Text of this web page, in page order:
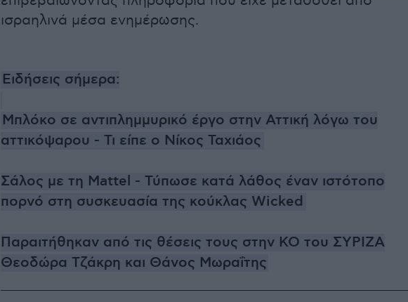
ισραηλινά μέσα ενημέρωσης.
Ειδήσεις σήμερα:
Μπλόκο σε αντιπλημμυρικό έργο στην Αττική λόγω του
αττικόψαρου - Τι είπε ο Νίκος Ταχιάος
Σάλος με τη Mattel - Τύπωσε κατά λάθος έναν ιστότοπο
πορνό στη συσκευασία της κούκλας Wicked
Παραιτήθηκαν από τις θέσεις τους στην ΚΟ του ΣΥΡΙΖΑ
Θεοδώρα Τζάκρη και Θάνος Μωραΐτης